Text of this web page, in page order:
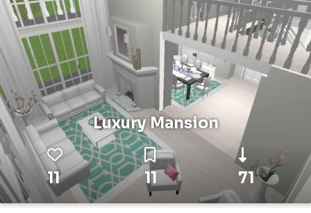
Luxury Mansion
11 11 71